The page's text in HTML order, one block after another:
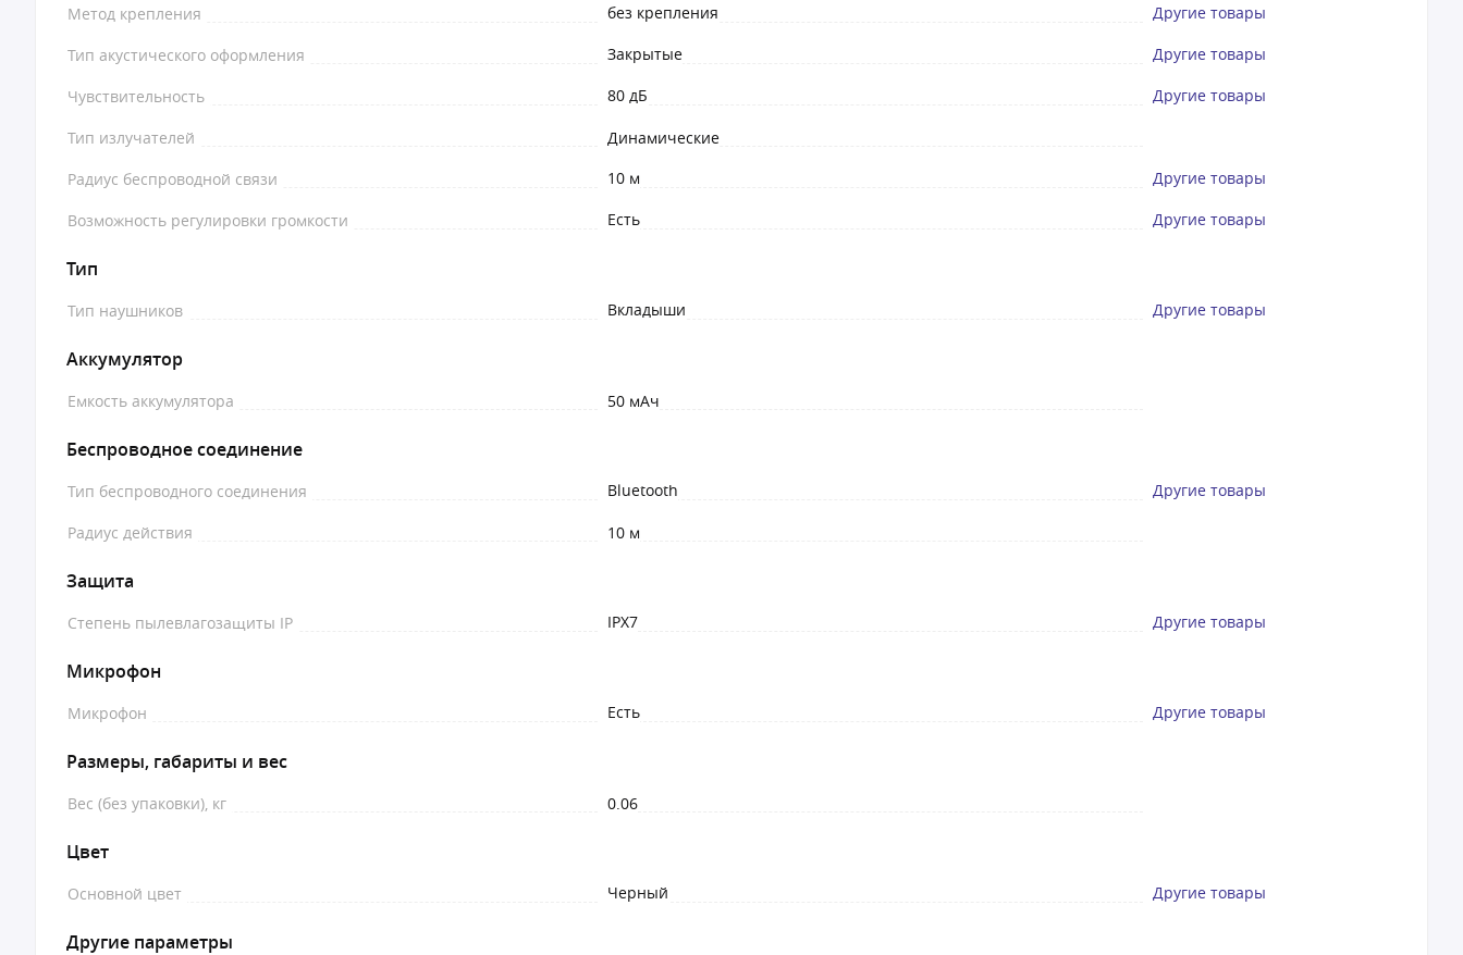
Метод крепления без крепления Другие товары
Тип акустического оформления Закрытые Другие товары
Чувствительность 80 дБ Другие товары
Тип излучателей
Динамические
Радиус беспроводной связи
10 м Другие товары
Возможность регулировки громкости Есть Другие товары
Тип
Тип наушников Вкладыши Другие товары
Аккумулятор
Емкость аккумулятора 50 мАч
Беспроводное соединение
Тип беспроводного соединения Bluetooth Другие товары
Радиус действия 10 м
Защита
Степень пылевлагозащиты IP IPX7 Другие товары
Микрофон
Микрофон Есть Другие товары
Размеры, габариты и вес
Вес (без упаковки), кг 0.06
Цвет
Основной цвет Черный Другие товары
Другие параметры